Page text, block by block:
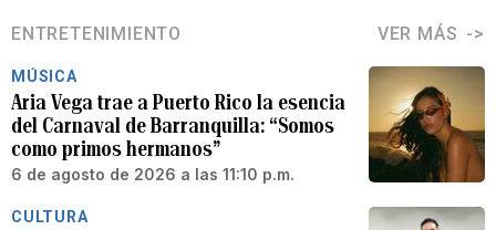
ENTRETENIMIENTO VER MÁS
MÚSICA
Aria Vega trae a Puerto Rico la esencia
del Carnaval de Barranquilla: “Somos
como primos hermanos”
6 de agosto de 2026 a las 11:10 p.m.
CULTURA